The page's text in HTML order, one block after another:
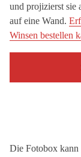
und projizierst sie
auf eine Wand.
Winsen bestellen
Die Fotobox kann